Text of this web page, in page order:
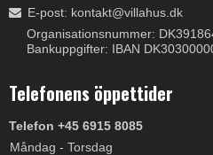
E-post: kontakt@villahus.dk
Organisationsnummer:
Bankuppgifter: IBAN
Telefonens öppettider
Telefon +45 6915 8085
Måndag - Torsdag